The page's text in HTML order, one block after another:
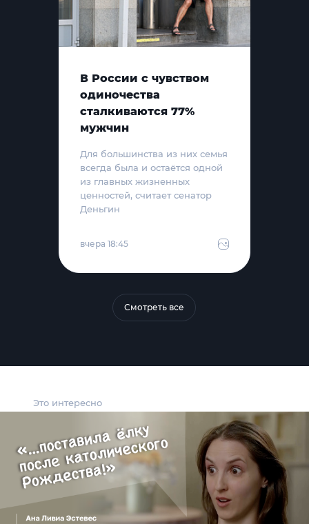
Это интересно
В России с чувством
одиночества
сталкиваются 77%
мужчин
Для большинства из них семья
всегда была и остаётся одной
из главных жизненных
ценностей, считает сенатор
Деньгин
вчера 18:45
Смотреть все